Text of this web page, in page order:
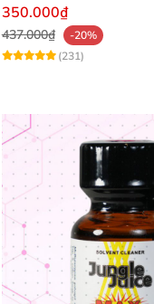
350.000₫
437.000₫
-20%
(231)